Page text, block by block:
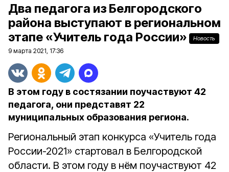
Два педагога из Белгородского
района выступают в региональном
этапе «Учитель года России»
Новость
9 марта 2021, 17:36
В этом году в состязании поучаствуют 42
педагога, они представят 22
муниципальных образования региона.
Региональный этап конкурса «Учитель года
России-2021» стартовал в Белгородской
области. В этом году в нём поучаствуют 42